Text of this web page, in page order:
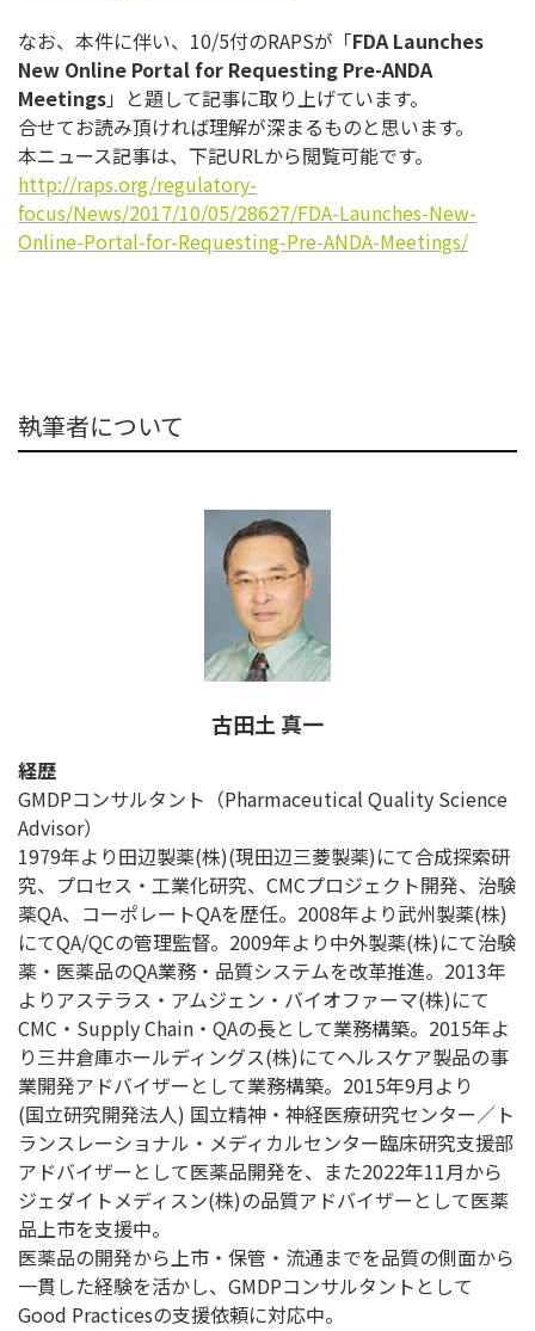
なお、本件に伴い、10/5付のRAPSが「FDA Launches
New Online Portal for Requesting Pre-ANDA
Meetings」と題して記事に取り上げています。
合せてお読み頂ければ理解が深まるものと思います。
本ニュース記事は、下記URLから閲覧可能です。
http://raps.org/regulatory-
focus/News/2017/10/05/28627/FDA-Launches-New-
Online-Portal-for-Requesting-Pre-ANDA-Meetings/
執筆者について
古田土 真一
経歴
GMDPコンサルタント（Pharmaceutical Quality Science
Advisor）
1979年より田辺製薬(株)(現田辺三菱製薬)にて合成探索研
究、プロセス・工業化研究、CMCプロジェクト開発、治験
薬QA、コーポレートQAを歴任。2008年より武州製薬(株)
にてQA/QCの管理監督。2009年より中外製薬(株)にて治験
薬・医薬品のQA業務・品質システムを改革推進。2013年
よりアステラス・アムジェン・バイオファーマ(株)にて
CMC・Supply Chain・QAの長として業務構築。2015年よ
り三井倉庫ホールディングス(株)にてヘルスケア製品の事
業開発アドバイザーとして業務構築。2015年9月より
(国立研究開発法人) 国立精神・神経医療研究センター／ト
ランスレーショナル・メディカルセンター臨床研究支援部
アドバイザーとして医薬品開発を、また2022年11月から
ジェダイトメディスン(株)の品質アドバイザーとして医薬
品上市を支援中。
医薬品の開発から上市・保管・流通までを品質の側面から
一貫した経験を活かし、GMDPコンサルタントとして
Good Practicesの支援依頼に対応中。